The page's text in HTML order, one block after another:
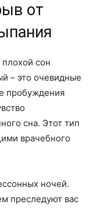
от
сон
– это очевидные
пробуждения
сна. Этот тип
врачебного
ночей.
преследуют вас